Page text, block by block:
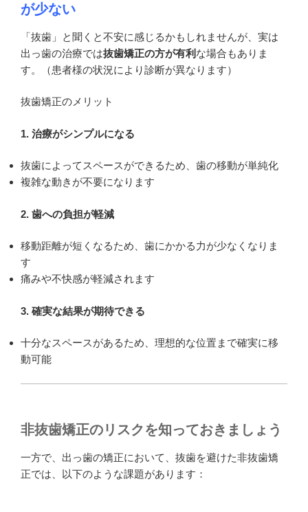
が少ない
「抜歯」と聞くと不安に感じるかもしれませんが、実は
出っ歯の治療では抜歯矯正の方が有利 な場合もありま
す。（患者様の状況により診断が異なります）
抜歯矯正のメリット
1. 治療がシンプルになる
抜歯によってスペースができるため、歯の移動が単純化
複雑な動きが不要になります
2. 歯への負担が軽減
移動距離が短くなるため、歯にかかる力が少なくなりま
す
痛みや不快感が軽減されます
3. 確実な結果が期待できる
十分なスペースがあるため、理想的な位置まで確実に移
動可能
非抜歯矯正のリスクを知っておきましょう
一方で、出っ歯の矯正において、抜歯を避けた非抜歯矯
正では、以下のような課題があります：